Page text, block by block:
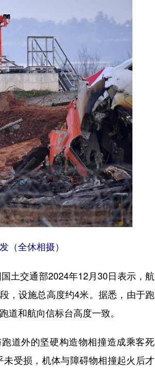
（全休相摄）
土交通部2024年12月30日表示，航
，设施总高度约4米。据悉，由于跑
道和航向信标台高度一致。
道外的坚硬构造物相撞造成乘客死
受损，机体与障碍物相撞起火后才